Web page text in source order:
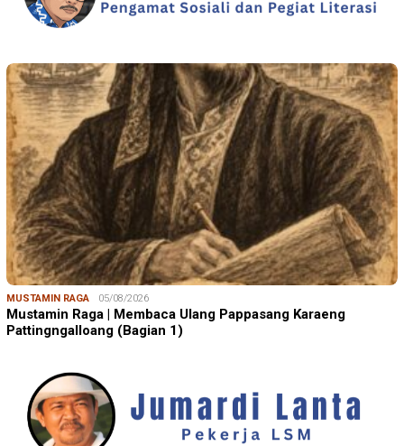
MUSTAMIN RAGA 05/08/2026
Mustamin Raga | Membaca Ulang Pappasang Karaeng
Pattingngalloang (Bagian 1)